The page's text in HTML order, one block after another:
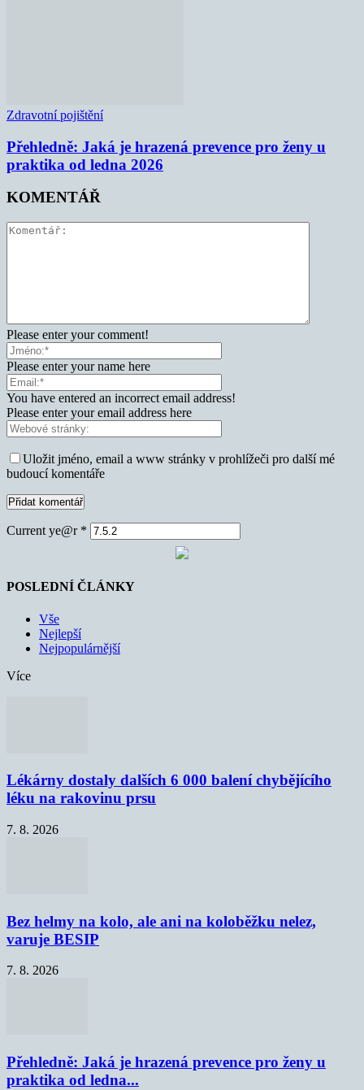
Zdravotní pojištění
Přehledně: Jaká je hrazená prevence pro ženy u
praktika od ledna 2026
KOMENTÁŘ
Please enter your comment!
Please enter your name here
You have entered an incorrect email address!
Please enter your email address here
Uložit jméno, email a www stránky v prohlížeči pro další mé
budoucí komentáře
Current ye@r *
POSLEDNÍ ČLÁNKY
Vše
Nejlepší
Nejpopulárnější
Více
Lékárny dostaly dalších 6 000 balení chybějícího
léku na rakovinu prsu
7. 8. 2026
Bez helmy na kolo, ale ani na koloběžku nelez,
varuje BESIP
7. 8. 2026
Přehledně: Jaká je hrazená prevence pro ženy u
praktika od ledna...